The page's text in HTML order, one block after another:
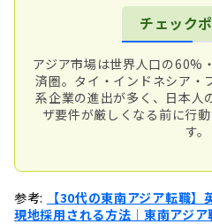
チェック
アジア市場は世界人口の60%
済圏。タイ・インドネシア・
系企業の進出が多く、日本人
ザ要件が厳しくなる前に行
す。
参考:
【30代の東南アジア転職
現地採用される方法｜東南アジア